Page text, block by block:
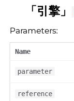
「引擎」
Parameters:
Name
parameter
reference